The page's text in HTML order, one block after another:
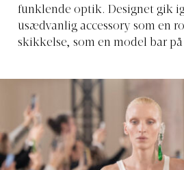
funklende optik. Designet gik
usædvanlig accessory som en
skikkelse, som en model bar på